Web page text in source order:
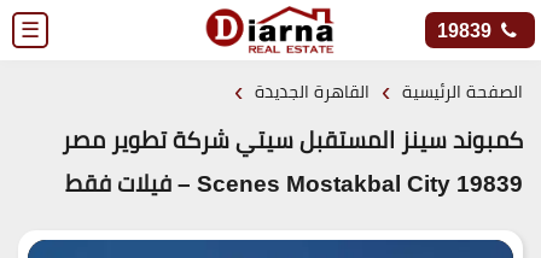
☰ 19839
الصفحة الرئيسية › القاهرة الجديدة ›
كمبوند سينز المستقبل سيتي شركة تطوير مصر
19839 Scenes Mostakbal City – فيلات فقط